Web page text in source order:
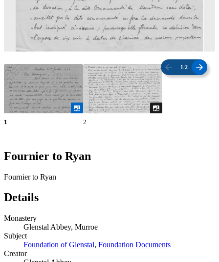
1 /2
1 2
Fournier to Ryan
Fournier to Ryan
Details
Monastery
Glenstal Abbey, Murroe
Subject
Foundation of Glenstal, Foundation Documents
Creator